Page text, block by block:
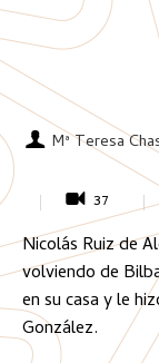
Mª Teresa
37
Nicolás Ruiz de
volviendo de
en su casa y le
González.